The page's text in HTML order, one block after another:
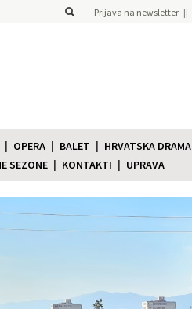
Prijava na newsletter
OPERA BALET HRVATSKA DRAMA
SEZONE KONTAKTI UPRAVA